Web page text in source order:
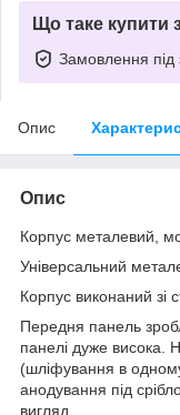
Що таке купити
Замовлення під
Опис
Опис
Корпус металевий,
Універсальний
Корпус виконаний зі
Передня панель
панелі дуже висока.
(шліфування в
анодування під
вигляд.